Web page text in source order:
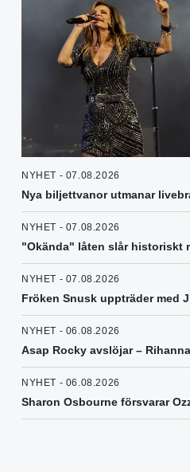
NYHET - 07.08.2026
Nya biljettvanor utmanar
NYHET - 07.08.2026
"Okända" låten slår historiskt
NYHET - 07.08.2026
Fröken Snusk uppträder med
NYHET - 06.08.2026
Asap Rocky avslöjar –
NYHET - 06.08.2026
Sharon Osbourne försvarar